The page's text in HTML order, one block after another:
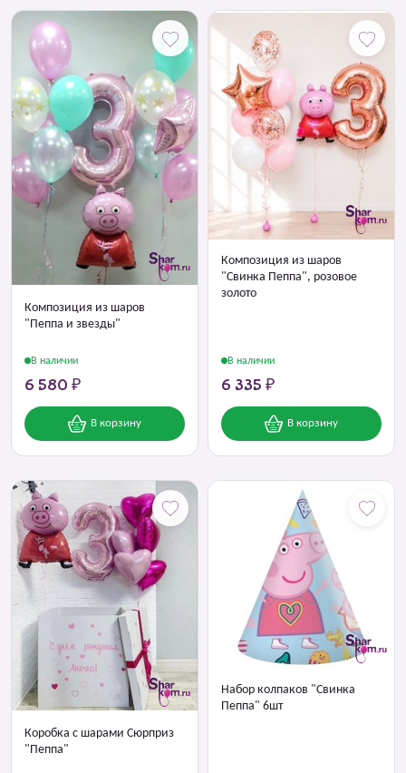
Композиция из шаров
"Пеппа и звезды"
В наличии
6 580 ₽
В корзину
Композиция из шаров
"Свинка Пеппа", розовое
золото
В наличии
6 335 ₽
В корзину
Коробка с шарами Сюрприз
"Пеппа"
Набор колпаков "Свинка
Пеппа" 6шт